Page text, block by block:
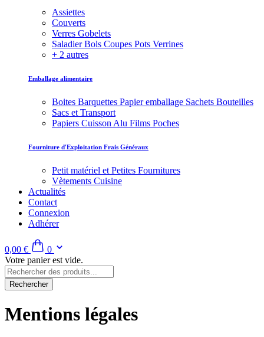
Assiettes
Couverts
Verres Gobelets
Saladier Bols Coupes Pots Verrines
+ 2 autres
Emballage alimentaire
Boites Barquettes Papier emballage Sachets Bouteilles
Sacs et Transport
Papiers Cuisson Alu Films Poches
Fourniture d'Exploitation Frais Généraux
Petit matériel et Petites Fournitures
Vètements Cuisine
Actualités
Contact
Connexion
Adhérer
0,00 €
0
Votre panier est vide.
Rechercher
Mentions légales